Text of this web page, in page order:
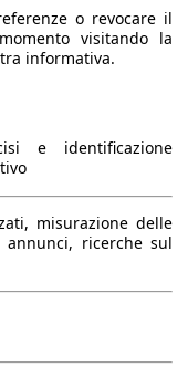
o revocare il
visitando la
informativa.
e identificazione
misurazione delle
ricerche sul